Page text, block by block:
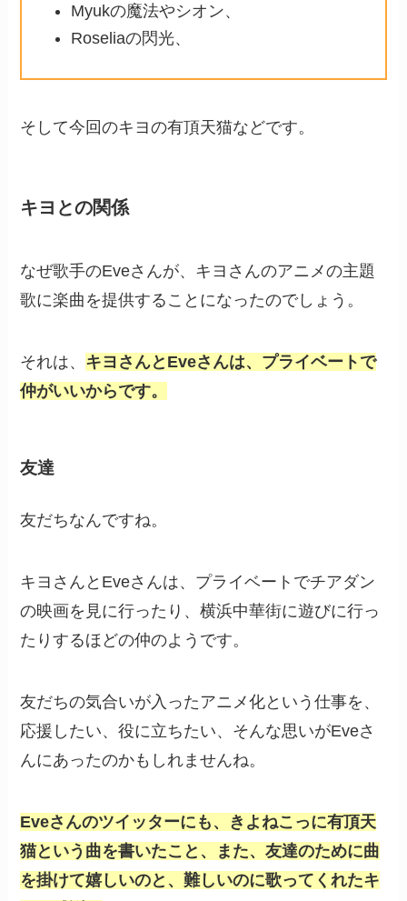
Myukの魔法やシオン、
Roseliaの閃光、
そして今回のキヨの有頂天猫などです。
キヨとの関係
なぜ歌手のEveさんが、キヨさんのアニメの主題
歌に楽曲を提供することになったのでしょう。
それは、 キヨさんとEveさんは、プライベートで
仲がいいからです。
友達
友だちなんですね。
キヨさんとEveさんは、プライベートでチアダン
の映画を見に行ったり、横浜中華街に遊びに行っ
たりするほどの仲のようです。
友だちの気合いが入ったアニメ化という仕事を、
応援したい、役に立ちたい、そんな思いがEveさ
んにあったのかもしれませんね。
Eveさんのツイッターにも、きよねこっに有頂天
猫という曲を書いたこと、また、友達のために曲
を掛けて嬉しいのと、難しいのに歌ってくれたキ